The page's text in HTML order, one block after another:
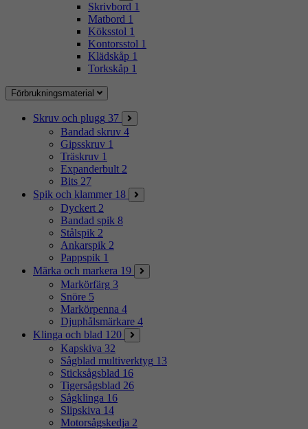
Skrivbord 1
Matbord 1
Köksstol 1
Kontorsstol 1
Klädskåp 1
Torkskåp 1
Förbrukningsmaterial
Skruv och plugg 37
Bandad skruv 4
Gipsskruv 1
Träskruv 1
Expanderbult 2
Bits 27
Spik och klammer 18
Dyckert 2
Bandad spik 8
Stålspik 2
Ankarspik 2
Pappspik 1
Märka och markera 19
Markörfärg 3
Snöre 5
Markörpenna 4
Djuphålsmärkare 4
Klinga och blad 120
Kapskiva 32
Sågblad multiverktyg 13
Sticksågsblad 16
Tigersågsblad 26
Sågklinga 16
Slipskiva 14
Motorsågskedja 2